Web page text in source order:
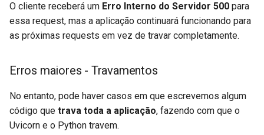
O cliente receberá um Erro Interno do Servidor 500 para
essa request, mas a aplicação continuará funcionando para
as próximas requests em vez de travar completamente.
Erros maiores - Travamentos
No entanto, pode haver casos em que escrevemos algum
código que trava toda a aplicação, fazendo com que o
Uvicorn e o Python travem. 💥